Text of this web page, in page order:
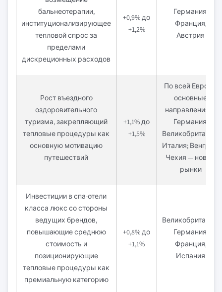
бальнеотерапии,
институционализирующее
тепловой спрос за
пределами
дискреционных расходов
+0,9% до
+1,2%
Германия,
Франция,
Австрия
Рост въездного
оздоровительного
туризма, закрепляющий
тепловые процедуры как
основную мотивацию
путешествий
+1,1% до
+1,5%
По всей Европе;
основные
направления —
Германия,
Великобритания,
Италия; Венгрия,
Чехия — новые
рынки
Инвестиции в спа-отели
класса люкс со стороны
ведущих брендов,
повышающие среднюю
стоимость и
позиционирующие
тепловые процедуры как
премиальную категорию
+0,8% до
+1,1%
Великобритания,
Германия,
Франция,
Испания